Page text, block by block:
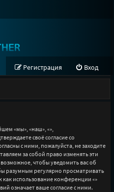
Вход
Регистрация
«мы», «наш», «»,
своё согласие со
с ними, пожалуйста, не заходите
за собой право изменять эти
чтобы уведомить вас об
разумным регулярно просматривать
как использование конференции «»
означает ваше согласие с ними.